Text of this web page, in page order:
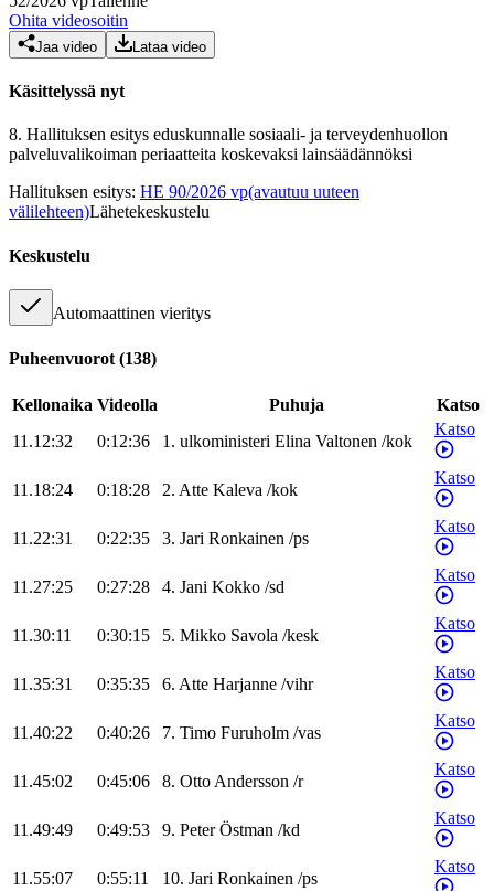
Ohita videosoitin
Jaa video Lataa video
Käsittelyssä nyt
8. Hallituksen esitys eduskunnalle sosiaali- ja terveydenhuollon
palveluvalikoiman periaatteita koskevaksi lainsäädännöksi
Hallituksen esitys: HE 90/2026 vp(avautuu uuteen
välilehteen)Lähetekeskustelu
Keskustelu
Automaattinen vieritys
Puheenvuorot (138)
Kellonaika Videolla Puhuja
Katso
11.12:32
0:12:36 1. ulkoministeri Elina Valtonen /kok
Katso
11.18:24 0:18:28 2. Atte Kaleva /kok
Katso
11.22:31 0:22:35 3. Jari Ronkainen /ps
Katso
11.27:25 0:27:28 4. Jani Kokko /sd
Katso
11.30:11 0:30:15 5. Mikko Savola /kesk
Katso
11.35:31 0:35:35 6. Atte Harjanne /vihr
Katso
11.40:22 0:40:26 7. Timo Furuholm /vas
Katso
11.45:02 0:45:06 8. OttoAndersson /r
Katso
11.49:49 0:49:53 9. Peter Östman /kd
Katso
11.55:07 0:55:11 10. Jari Ronkainen /ps
Katso